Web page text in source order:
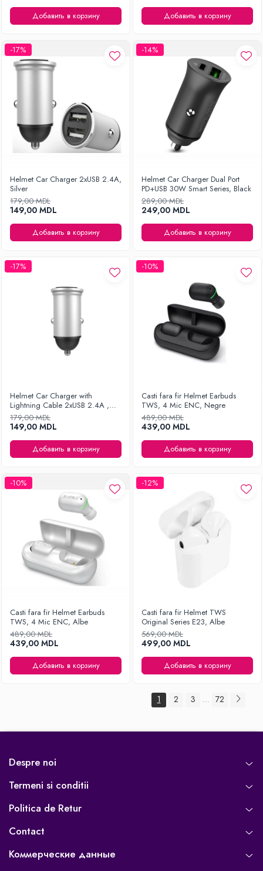
Добавить в корзину Добавить в корзину
-17%
Helmet Car Charger 2xUSB 2.4A,
Silver
179,00 MDL
149,00 MDL
Добавить в корзину
-14%
Helmet Car Charger Dual Port
PD+USB 30W Smart Series, Black
289,00 MDL
249,00 MDL
Добавить в корзину
-17%
Helmet Car Charger with
Lightning Cable 2xUSB 2.4A ,
Silver
179,00 MDL
149,00 MDL
Добавить в корзину
-10%
Casti fara fir Helmet Earbuds
TWS, 4 Mic ENC, Negre
489,00 MDL
439,00 MDL
Добавить в корзину
-10%
Casti fara fir Helmet Earbuds
TWS, 4 Mic ENC, Albe
489,00 MDL
439,00 MDL
Добавить в корзину
-12%
Casti fara fir Helmet TWS
Original Series E23, Albe
569,00 MDL
499,00 MDL
Добавить в корзину
1 2 3 ... 72
Despre noi
Termeni si conditii
Politica de Retur
Contact
Коммерческие данные